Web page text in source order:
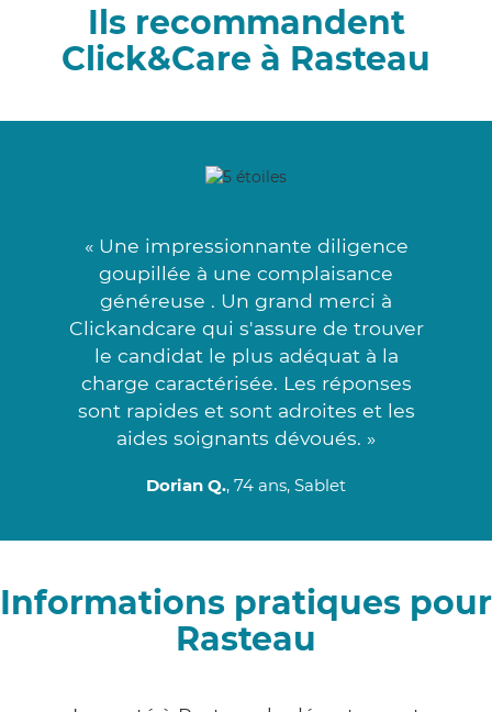
Ils recommandent
Click&Care à Rasteau
« Une impressionnante diligence
goupillée à une complaisance
généreuse . Un grand merci à
Clickandcare qui s'assure de trouver
le candidat le plus adéquat à la
charge caractérisée. Les réponses
sont rapides et sont adroites et les
aides soignants dévoués. »
Dorian Q., 74 ans, Sablet
Informations pratiques pour
Rasteau